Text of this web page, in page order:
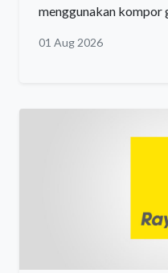
menggunakan kompor
01 Aug 2026